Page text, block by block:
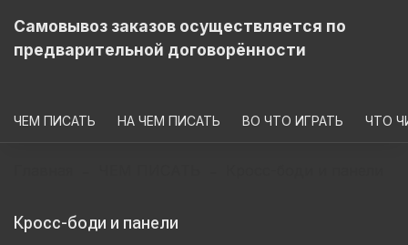
Самовывоз заказов осуществляется по
предварительной договорённости
ЧЕМ ПИСАТЬ НА ЧЕМ ПИСАТЬ ВО ЧТО ИГРАТЬ ЧТО
Кросс-боди и панели